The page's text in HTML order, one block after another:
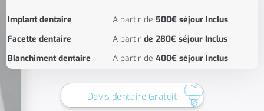
Implant dentaire A partir de 500€ séjour Inclus
Facette dentaire
A partir de 280€ séjour Inclus
Blanchiment dentaire
A partir de 400€ séjour Inclus
Devis dentaire Gratuit